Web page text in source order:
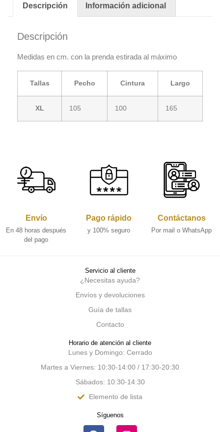
Descripción Información adicional
Descripción
Medidas en cm. con la prenda estirada al máximo
Tallas Pecho Cintura Largo
XL 105 100 165
Envío
En 48 horas después
del pago
Pago rápido
y 100% seguro
Contáctanos
Por mail o WhatsApp
Servicio al cliente
¿Necesitas ayuda?
Envíos y devoluciones
Guía de tallas
Contacto
Horario de atención al cliente
Lunes y Domingo: Cerrado
Martes a Viernes: 10:30-14:00 / 17:30-20:30
Sábados: 10:30-14:30
Elemento de lista
Síguenos